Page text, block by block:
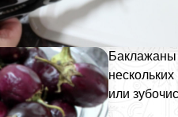
Баклажаны
или